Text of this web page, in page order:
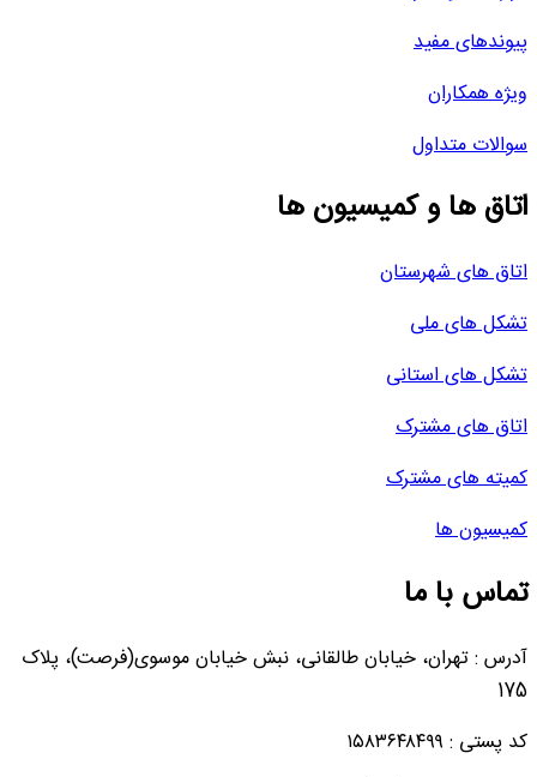
پیوندهای مفید
ویژه همکاران
سوالات متداول
اتاق ها و کمیسیون ها
اتاق های شهرستان
تشکل های ملی
تشکل های استانی
اتاق های مشترک
کمیته های مشترک
کمیسیون ها
تماس با ما
آدرس : تهران، خیابان طالقانی، نبش خیابان موسوی(فرصت)، پلاک
175
کد پستی : ۱۵۸۳۶۴۸۴۹۹